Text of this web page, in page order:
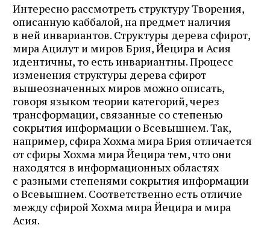
Интересно рассмотреть структуру Творения,
описанную каббалой, на предмет наличия
в ней инвариантов. Структуры дерева сфирот,
мира Ацилут и миров Брия, Йецира и Асия
идентичны, то есть инвариантны. Процесс
изменения структуры дерева сфирот
вышеозначенных миров можно описать,
говоря языком теории категорий, через
трансформации, связанные со степенью
сокрытия информации о Всевышнем. Так,
например, сфира Хохма мира Брия отличается
от сфиры Хохма мира Йецира тем, что они
находятся в информационных областях
с разными степенями сокрытия информации
о Всевышнем. Соответственно есть отличие
между сфирой Хохма мира Йецира и мира
Асия.